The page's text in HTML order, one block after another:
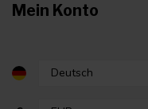
Mein Konto